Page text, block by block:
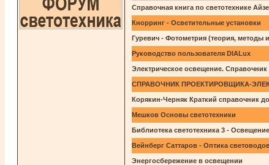
Справочная книга по светотехнике
Кнорринг - Осветительные установки
Гуревич - Фотометрия (теория, методы
Руководство пользователя DIALux
Электрическое освещение. Справочник
СПРАВОЧНИК ПРОЕКТИРОВЩИКА-
Корякин-Черняк Краткий справочник
Мешков Основы светотехники
Библиотека светотехника 3 -
Вейнберг Саттаров - Оптика
Энергосбережение в освещении